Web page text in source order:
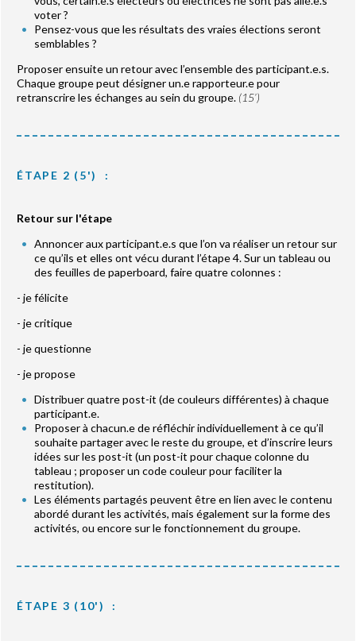
voter ?
Pensez-vous que les résultats des vraies élections seront
semblables ?
Proposer ensuite un retour avec l’ensemble des participant.e.s.
Chaque groupe peut désigner un.e rapporteur.e pour
retranscrire les échanges au sein du groupe. (15’)
ÉTAPE 2 (5') :
Retour sur l'étape
Annoncer aux participant.e.s que l’on va réaliser un retour sur
ce qu’ils et elles ont vécu durant l’étape 4. Sur un tableau ou
des feuilles de paperboard, faire quatre colonnes :
- je félicite
- je critique
- je questionne
- je propose
Distribuer quatre post-it (de couleurs différentes) à chaque
participant.e.
Proposer à chacun.e de réfléchir individuellement à ce qu’il
souhaite partager avec le reste du groupe, et d’inscrire leurs
idées sur les post-it (un post-it pour chaque colonne du
tableau ; proposer un code couleur pour faciliter la
restitution).
Les éléments partagés peuvent être en lien avec le contenu
abordé durant les activités, mais également sur la forme des
activités, ou encore sur le fonctionnement du groupe.
ÉTAPE 3 (10') :